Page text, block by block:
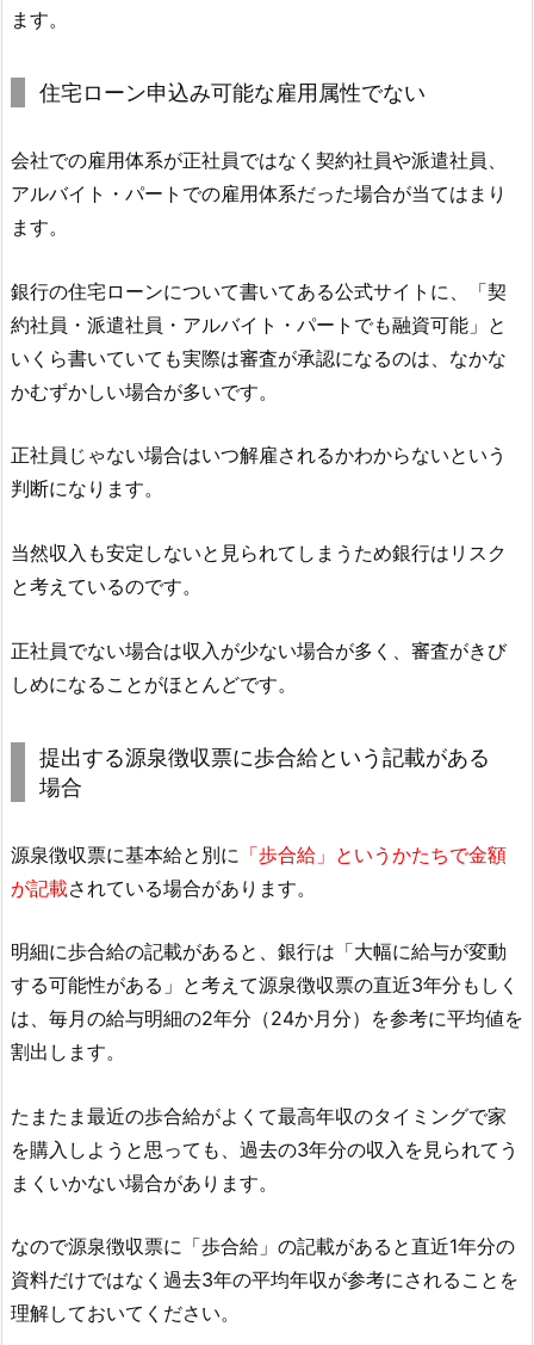
ます。
住宅ローン申込み可能な雇用属性でない
会社での雇用体系が正社員ではなく契約社員や派遣社員、
アルバイト・パートでの雇用体系だった場合が当てはまり
ます。
銀行の住宅ローンについて書いてある公式サイトに、「契
約社員・派遣社員・アルバイト・パートでも融資可能」と
いくら書いていても実際は審査が承認になるのは、なかな
かむずかしい場合が多いです。
正社員じゃない場合はいつ解雇されるかわからないという
判断になります。
当然収入も安定しないと見られてしまうため銀行はリスク
と考えているのです。
正社員でない場合は収入が少ない場合が多く、審査がきび
しめになることがほとんどです。
提出する源泉徴収票に歩合給という記載がある
場合
源泉徴収票に基本給と別に 「歩合給」というかたちで金額
が記載されている場合があります。
明細に歩合給の記載があると、銀行は「大幅に給与が変動
する可能性がある」と考えて源泉徴収票の直近3年分もしく
は、毎月の給与明細の2年分（24か月分）を参考に平均値を
割出します。
たまたま最近の歩合給がよくて最高年収のタイミングで家
を購入しようと思っても、過去の3年分の収入を見られてう
まくいかない場合があります。
なので源泉徴収票に「歩合給」の記載があると直近1年分の
資料だけではなく過去3年の平均年収が参考にされることを
理解しておいてください。